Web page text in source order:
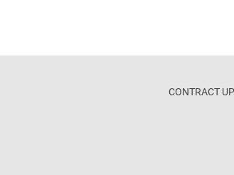
CONTRACT